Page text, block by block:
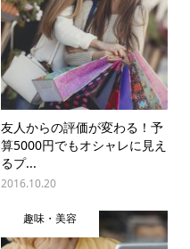
友人からの評価が変わる！予
算5000円でもオシャレに見え
るプ...
2016.10.20
趣味・美容